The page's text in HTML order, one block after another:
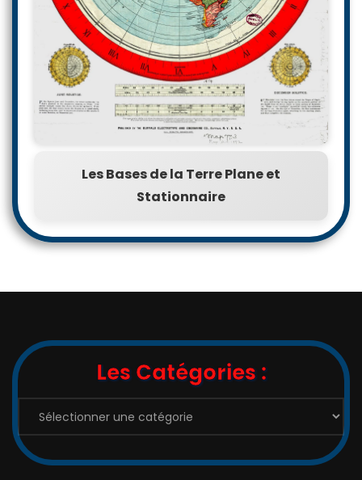
Les Bases de la Terre Plane et
Stationnaire
Les Catégories :
Catégories